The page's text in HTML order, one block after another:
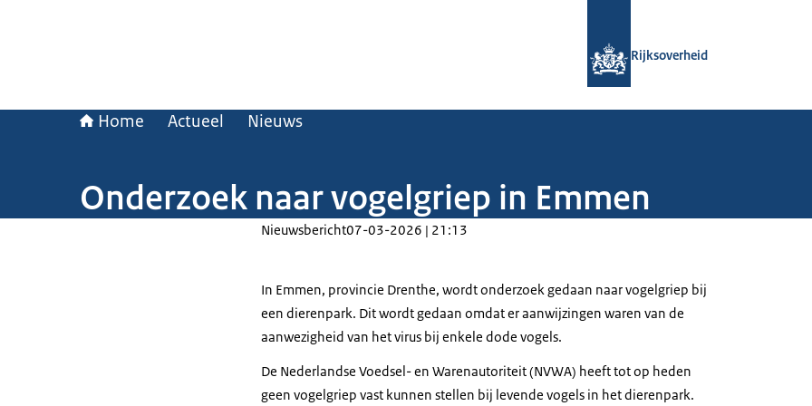
Rijksoverheid
Home Actueel Nieuws
Onderzoek naar vogelgriep in Emmen
Nieuwsbericht07-03-2026 | 21:13
In Emmen, provincie Drenthe, wordt onderzoek gedaan naar vogelgriep bij
een dierenpark. Dit wordt gedaan omdat er aanwijzingen waren van de
aanwezigheid van het virus bij enkele dode vogels.
De Nederlandse Voedsel- en Warenautoriteit (NVWA) heeft tot op heden
geen vogelgriep vast kunnen stellen bij levende vogels in het dierenpark.